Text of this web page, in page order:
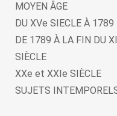
MOYEN ÂGE
DU XVe SIECLE À 1789
DE 1789 À LA FIN DU
SIÈCLE
XXe et XXIe SIÈCLE
SUJETS